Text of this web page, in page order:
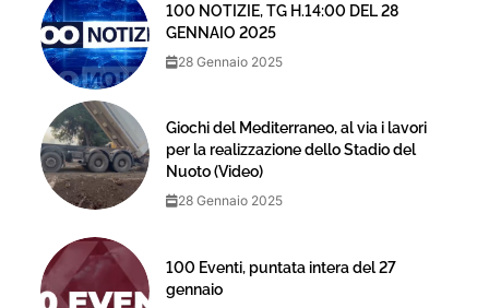
100 NOTIZIE, TG H.14:00 DEL 28
GENNAIO 2025
28 Gennaio 2025
Giochi del Mediterraneo, al via i lavori
per la realizzazione dello Stadio del
Nuoto (Video)
28 Gennaio 2025
100 Eventi, puntata intera del 27
gennaio